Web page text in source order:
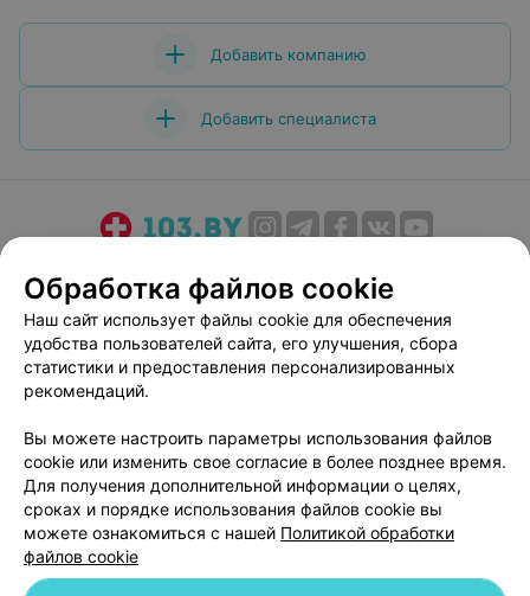
Добавить компанию
Добавить специалиста
Медицинский маркетинг
Публичный договор
Пользовательское соглашение
Способы оплаты
Вакансии
Партнеры
Написать руководителю 103.by
Персональные настройки cookie
Обработка персональных данных
Обработка файлов cookie
Наш сайт использует файлы cookie для обеспечения
удобства пользователей сайта, его улучшения, сбора
статистики и предоставления персонализированных
рекомендаций.
Вы можете настроить параметры использования файлов
cookie или изменить свое согласие в более позднее время.
Для получения дополнительной информации о целях,
сроках и порядке использования файлов cookie вы
можете ознакомиться с нашей Политикой обработки
файлов cookie